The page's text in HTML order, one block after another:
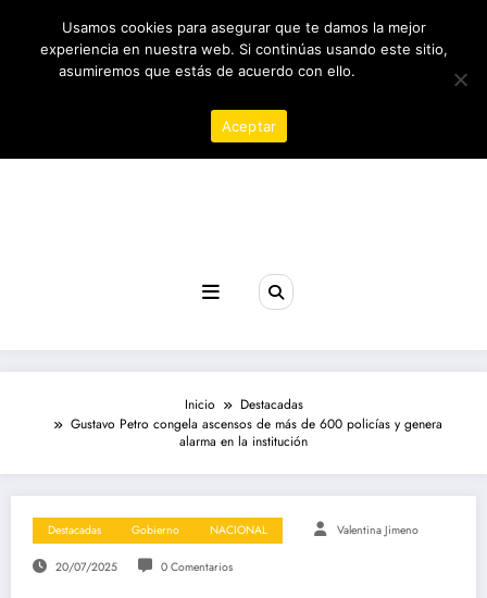
contenido
07/08/2026 5:43:02 AM
Inicio
Destacadas
Gustavo Petro congela ascensos de más de 600 policías y genera
alarma en la institución
Destacadas Gobierno NACIONAL Valentina Jimeno
20/07/2025 0 Comentarios
Usamos cookies para asegurar que te damos la mejor
experiencia en nuestra web. Si continúas usando este sitio,
asumiremos que estás de acuerdo con ello.
Aceptar